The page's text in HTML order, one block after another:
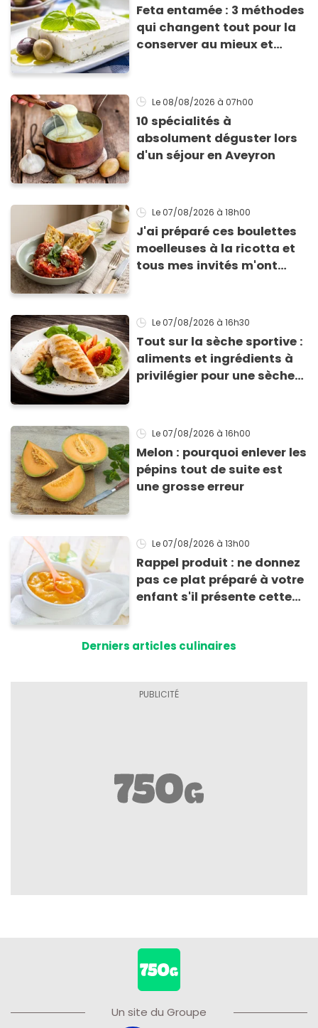
Feta entamée : 3 méthodes
qui changent tout pour la
conserver au mieux et
Le 08/08/2026 à 07h00
10 spécialités à
absolument déguster lors
d'un séjour en Aveyron
Le 07/08/2026 à 18h00
J'ai préparé ces boulettes
moelleuses à la ricotta et
tous mes invités m'ont
Le 07/08/2026 à 16h30
Tout sur la sèche sportive :
aliments et ingrédients à
privilégier pour une sèche
Le 07/08/2026 à 16h00
Melon : pourquoi enlever les
pépins tout de suite est
une grosse erreur
Le 07/08/2026 à 13h00
Rappel produit : ne donnez
pas ce plat préparé à votre
enfant s'il présente cette
Derniers articles culinaires
Un site du Groupe